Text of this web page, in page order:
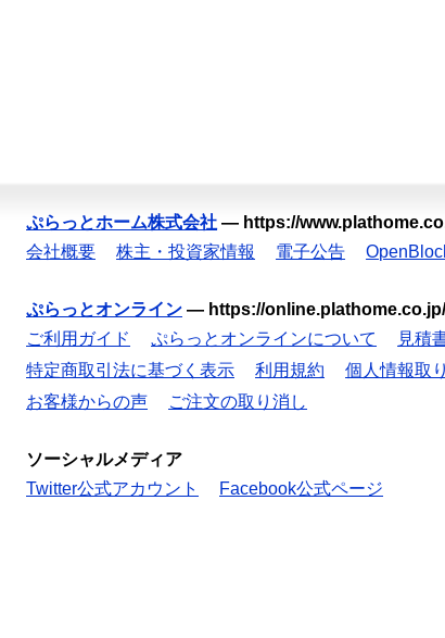
ぷらっとホーム株式会社 — https://
会社概要
株主・投資家情報 電子公告
ぷらっとオンライン — https://online.plathome.co.jp/
ご利用ガイド
ぷらっとオンラインについて 見積
特定商取引法に基づく表示
利用規約 個人情報取
お客様からの声
ご注文の取り消し
ソーシャルメディア
Twitter公式アカウント
Facebook公式ページ